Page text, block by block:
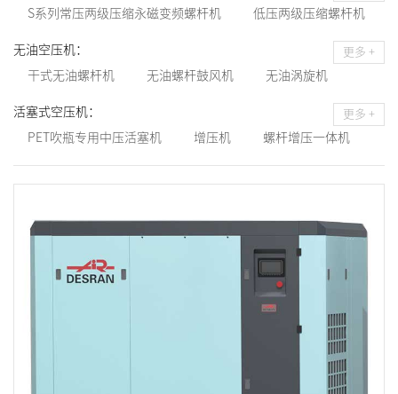
变频螺杆机 集装箱式螺杆机 移动式螺杆机
S系列常压两级压缩永磁变频螺杆机 低压两级压缩螺杆机
H系列两级压缩永磁变频螺杆机
无油空压机：
干式无油螺杆机 无油螺杆鼓风机 无油涡旋机
水润滑无油螺杆机
更多 +
活塞式空压机：
PET吹瓶专用中压活塞机 增压机 螺杆增压一体机
常压活塞机
更多 +